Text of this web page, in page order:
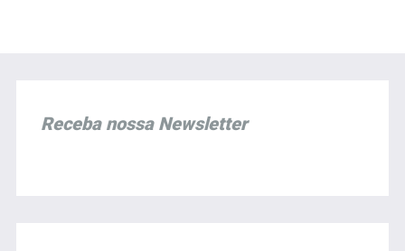
Receba nossa Newsletter